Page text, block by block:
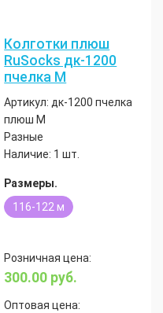
Колготки плюш
RuSocks дк-1200
пчелка М
Артикул: дк-1200 пчелка
плюш М
Разные
Наличие: 1 шт.
Размеры.
116-122 м
Розничная цена:
300.00 руб.
Оптовая цена: